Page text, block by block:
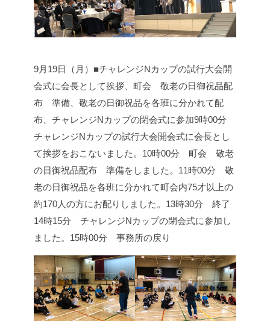
9月19日（月）■チャレンジNカップの試行大会開
会式に会長として挨拶、町会 敬老の日御祝品配
布 準備、敬老の日御祝品を各班に分かれて配
布、チャレンジNカップの閉会式に参加9時00分
チャレンジNカップの試行大会開会式に会長とし
て挨拶をおこないました。 10時00分 町会 敬老
の日御祝品配布 準備をしました。 11時00分 敬
老の日御祝品を各班に分かれて町会内75才以上の
約170人の方にお配りしました。 13時30分 終了
14時15分 チャレンジNカップの閉会式に参加し
ました。 15時00分 事務所の戻り